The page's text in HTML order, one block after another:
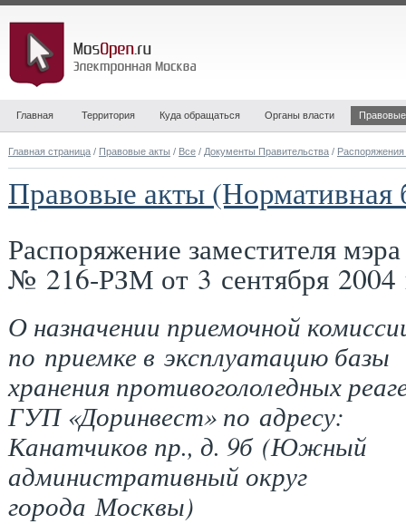
Главная Территория Куда обращаться Органы власти
Главная страница / Правовые акты / Все / Документы Правительства /
Правовые акты (Нормативная
Распоряжение заместителя
№ 216-РЗМ от 3 сентября 2004
О назначении приемочной
по приемке в эксплуатацию базы
хранения противогололедных
ГУП «Доринвест» по адресу:
Канатчиков пр., д. 9б (Южный
административный округ
города Москвы)